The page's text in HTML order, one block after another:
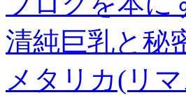
清純巨乳と秘
メタリカ(リ